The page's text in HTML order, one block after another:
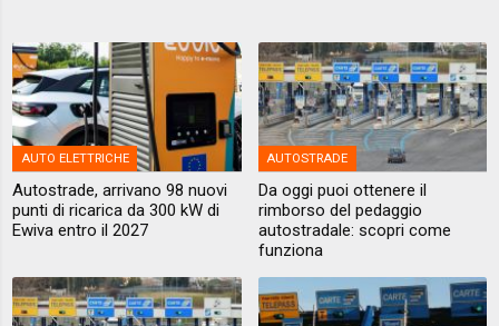
AUTO ELETTRICHE
Autostrade, arrivano 98 nuovi
punti di ricarica da 300 kW di
Ewiva entro il 2027
AUTOSTRADE
Da oggi puoi ottenere il
rimborso del pedaggio
autostradale: scopri come
funziona